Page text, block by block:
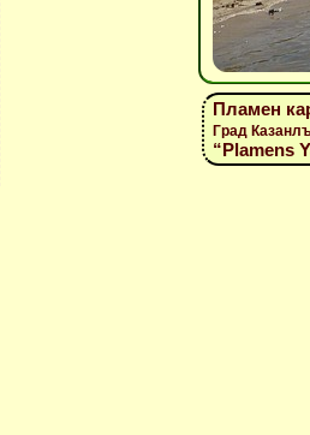
Пламен
Град
“Plamens